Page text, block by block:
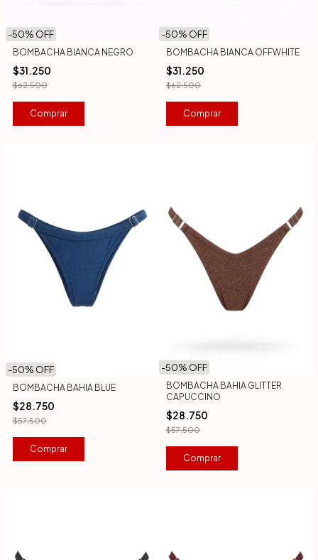
-50% OFF
BOMBACHA BIANCA NEGRO
$31.250
$62.500
Comprar
-50% OFF
BOMBACHA BIANCA OFFWHITE
$31.250
$62.500
Comprar
-50% OFF
BOMBACHA BAHIA BLUE
$28.750
$57.500
Comprar
-50% OFF
BOMBACHA BAHIA GLITTER
CAPUCCINO
$28.750
$57.500
Comprar